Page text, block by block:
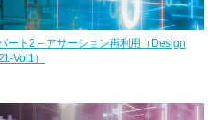
ート2 – アサーション再利用（Design
Vol1）